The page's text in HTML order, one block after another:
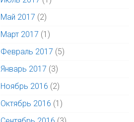
Май 2017 (2)
Март 2017 (1)
Февраль 2017 (5)
Январь 2017 (3)
Ноябрь 2016 (2)
Октябрь 2016 (1)